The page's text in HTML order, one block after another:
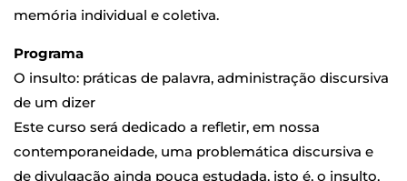
memória individual e coletiva.
Programa
O insulto: práticas de palavra, administração discursiva
de um dizer
Este curso será dedicado a refletir, em nossa
contemporaneidade, uma problemática discursiva e
de divulgação ainda pouca estudada, isto é, o insulto,